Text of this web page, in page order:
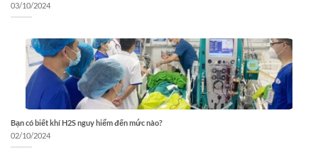
03/10/2024
Bạn có biết khí H2S nguy hiểm đến mức nào?
02/10/2024